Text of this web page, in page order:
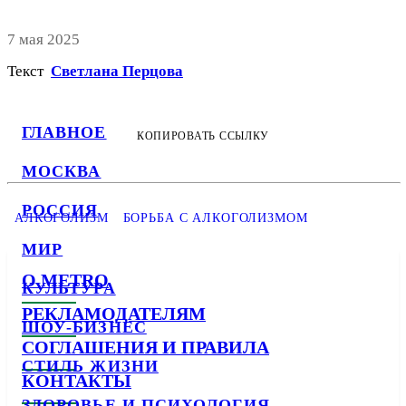
ГЛАВНОЕ
МОСКВА
РОССИЯ
МИР
КУЛЬТУРА
ШОУ-БИЗНЕС
СТИЛЬ ЖИЗНИ
7 мая 2025
Текст Светлана Перцова
КОПИРОВАТЬ ССЫЛКУ
АЛКОГОЛИЗМ БОРЬБА С АЛКОГОЛИЗМОМ
О METRO
РЕКЛАМОДАТЕЛЯМ
СОГЛАШЕНИЯ И ПРАВИЛА
КОНТАКТЫ